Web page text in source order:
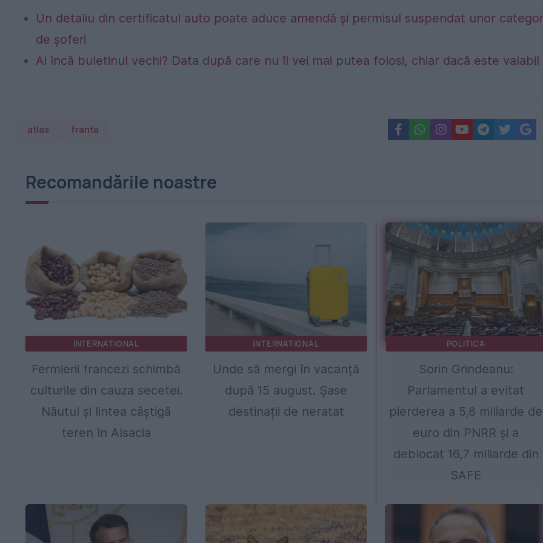
Un detaliu din certificatul auto poate aduce amendă și permisul suspendat unor
de șoferi
Ai încă buletinul vechi? Data după care nu îl vei mai putea folosi, chiar dacă este valabil
atlas franta
Recomandările noastre
INTERNATIONAL
Fermierii francezi schimbă
culturile din cauza secetei.
Năutul și lintea câștigă
teren în Alsacia
INTERNATIONAL
Unde să mergi în vacanță
după 15 august. Șase
destinații de neratat
POLITICA
Sorin Grindeanu:
Parlamentul a evitat
pierderea a 5,8 miliarde de
euro din PNRR și a
deblocat 16,7 miliarde din
SAFE